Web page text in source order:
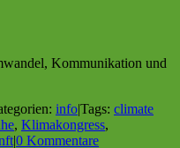
Kommunikation und
info|Tags: climate
, Klimakongress,
|0 Kommentare